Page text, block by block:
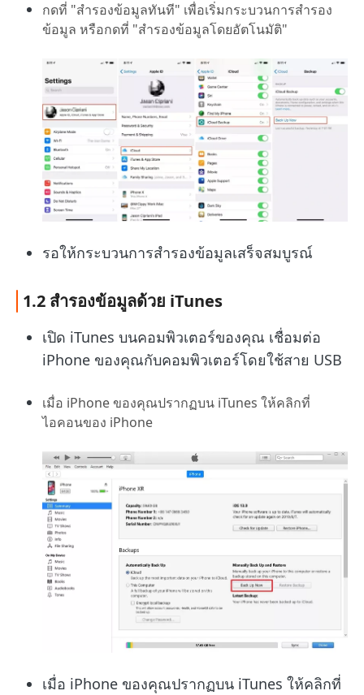
กดที่ "สำรองข้อมูลทันที" เพื่อเริ่มกระบวนการสำรอง
ข้อมูล หรือกดที่ "สำรองข้อมูลโดยอัตโนมัติ"
รอให้กระบวนการสำรองข้อมูลเสร็จสมบูรณ์
1.2 สำรองข้อมูลด้วย iTunes
เปิด iTunes บนคอมพิวเตอร์ของคุณ เชื่อมต่อ
iPhone ของคุณกับคอมพิวเตอร์โดยใช้สาย USB
เมื่อ iPhone ของคุณปรากฏบน iTunes ให้คลิกที่
ไอคอนของ iPhone
เมื่อ iPhone ของคุณปรากฏบน iTunes ให้คลิกที่